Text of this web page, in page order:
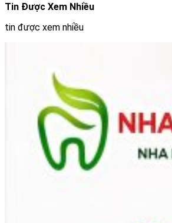
Tin Được Xem Nhiều
tin được xem nhiều